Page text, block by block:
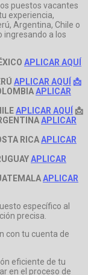
puestos vacantes
experiencia,
Argentina, Chile o
ingresando a los
APLICAR AQUÍ
APLICAR AQUÍ 📩
APLICAR
APLICAR AQUÍ 📩
APLICAR
RICAAPLICAR
APLICAR
APLICAR
específico al
precisa.
con tu cuenta de
eficiente de tu
en el proceso de